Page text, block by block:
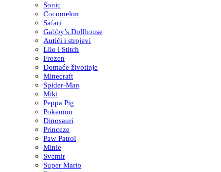
Sonic
Cocomelon
Safari
Gabby’s Dollhouse
Autići i strojevi
Lilo i Stitch
Frozen
Domaće životinje
Minecraft
Spider-Man
Miki
Peppa Pig
Pokemon
Dinosauri
Princeze
Paw Patrol
Minie
Svemir
Super Mario